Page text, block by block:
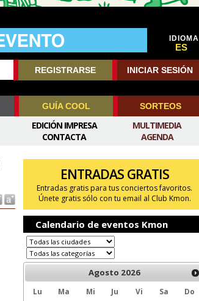
IDIOMA
ES
REGISTRARSE INICIAR SESIÓN
GUÍA COOL SORTEOS
MULTIMEDIA
AGENDA
EDICIÓN IMPRESA
CONTACTA
ENTRADAS GRATIS
Entradas gratis para tus conciertos favoritos.
Únete gratis sólo con tu email al Club Kmon.
Calendario de eventos Kmon
Agosto 2026
Lu Ma Mi Ju Vi Sa
Do